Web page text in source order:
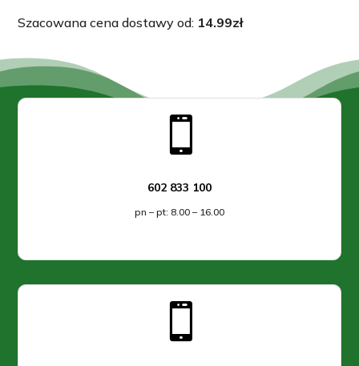
Szacowana cena dostawy od: 14.99zł

602 833 100
pn – pt: 8.00 – 16.00
